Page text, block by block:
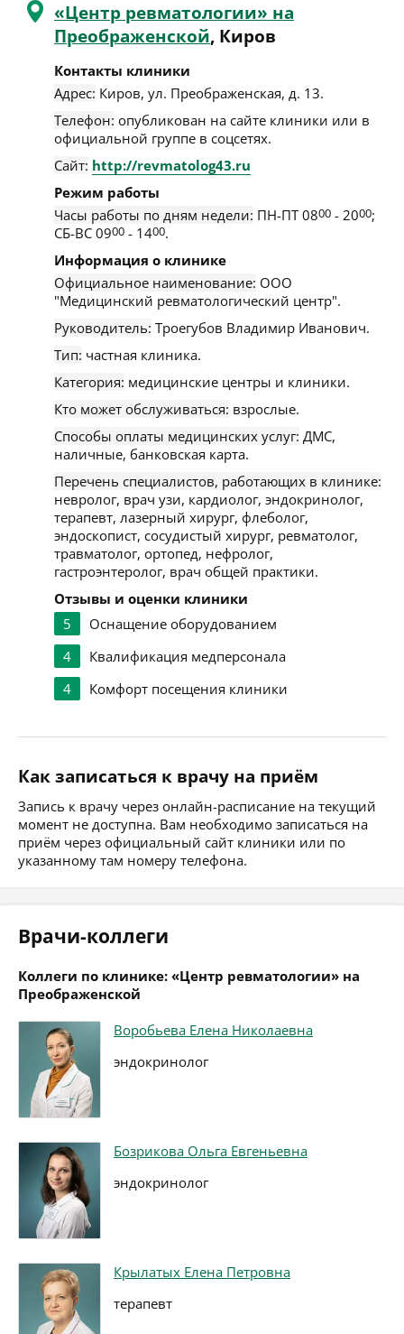
«Центр ревматологии» на
Преображенской, Киров
Контакты клиники
Адрес: Киров, ул. Преображенская, д. 13.
Телефон: опубликован на сайте клиники или в
официальной группе в соцсетях.
Сайт: http://revmatolog43.ru
Режим работы
Часы работы по дням недели: ПН-ПТ 0800 - 2000;
СБ-ВС 0900 - 1400.
Информация о клинике
Официальное наименование: ООО
"Медицинский ревматологический центр".
Руководитель: Троегубов Владимир Иванович.
Тип: частная клиника.
Категория: медицинские центры и клиники.
Кто может обслуживаться: взрослые.
Способы оплаты медицинских услуг: ДМС,
наличные, банковская карта.
Перечень специалистов, работающих в клинике:
невролог, врач узи, кардиолог, эндокринолог,
терапевт, лазерный хирург, флеболог,
эндоскопист, сосудистый хирург, ревматолог,
травматолог, ортопед, нефролог,
гастроэнтеролог, врач общей практики.
Отзывы и оценки клиники
5
Оснащение оборудованием
4
Квалификация медперсонала
4
Комфорт посещения клиники
Как записаться к врачу на приём
Запись к врачу через онлайн-расписание на текущий
момент не доступна. Вам необходимо записаться на
приём через официальный сайт клиники или по
указанному там номеру телефона.
Врачи-коллеги
Коллеги по клинике: «Центр ревматологии» на
Преображенской
Воробьева Елена Николаевна
эндокринолог
Бозрикова Ольга Евгеньевна
эндокринолог
Крылатых Елена Петровна
терапевт